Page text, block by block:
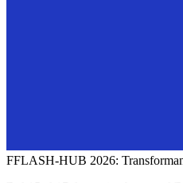
FFLASH-HUB 2026: